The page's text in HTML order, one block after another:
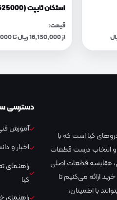
استکان تایپت (2222625000)
قیمت:
از 18,130,000 ریال تا 18,870,000 ریال
کیا است که با
انتخاب درست قطعات
مقایسه قطعات اصلی
ارائه می‌کنیم تا
با اطمینان،
دسترسی
آموزش
اخبار و
راهنمای
کیا
راهنمای